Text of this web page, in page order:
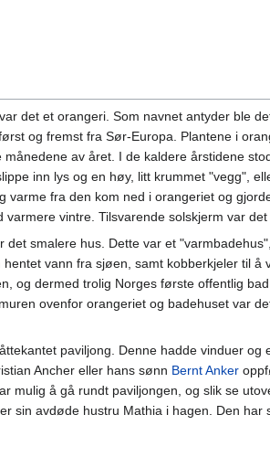
det et orangeri. Som navnet antyder ble
og fremst fra Sør-Europa. Plantene i
av året. I de kaldere årstidene
inn lys og en høy, litt krummet "vegg",
varme fra den kom ned i orangeriet og
varmere vintre. Tilsvarende solskjerm var
det smalere hus. Dette var et
vann fra sjøen, samt kobberkjeler til å
og dermed trolig Norges første offentlig
ovenfor orangeriet og badehuset var
paviljong. Denne hadde vinduer og
Ancher eller hans sønn Bernt Anker
mulig å gå rundt paviljongen, og slik se
sin avdøde hustru Mathia i hagen. Den har